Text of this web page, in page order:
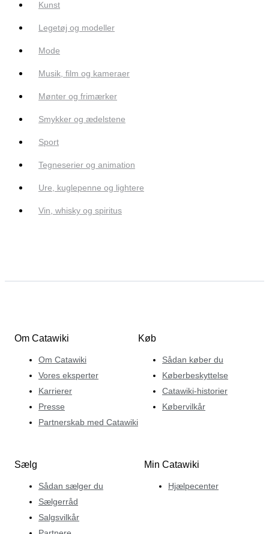
Kunst
Legetøj og modeller
Mode
Musik, film og kameraer
Mønter og frimærker
Smykker og ædelstene
Sport
Tegneserier og animation
Ure, kuglepenne og lightere
Vin, whisky og spiritus
Om Catawiki
Om Catawiki
Vores eksperter
Karrierer
Presse
Partnerskab med Catawiki
Køb
Sådan køber du
Køberbeskyttelse
Catawiki-historier
Købervilkår
Sælg
Sådan sælger du
Sælgerråd
Salgsvilkår
Min Catawiki
Hjælpecenter